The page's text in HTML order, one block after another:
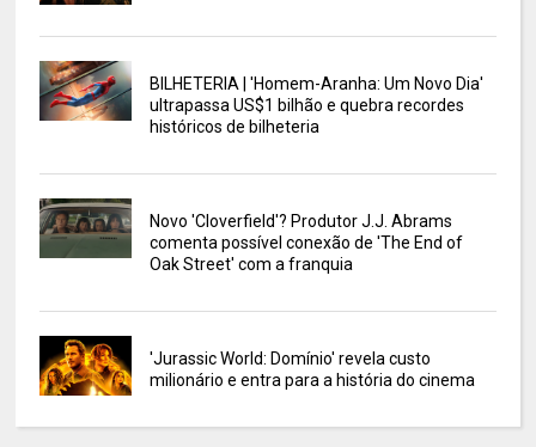
BILHETERIA | 'Homem-Aranha: Um Novo Dia'
ultrapassa US$1 bilhão e quebra recordes
históricos de bilheteria
Novo 'Cloverfield'? Produtor J.J. Abrams
comenta possível conexão de 'The End of
Oak Street' com a franquia
'Jurassic World: Domínio' revela custo
milionário e entra para a história do cinema